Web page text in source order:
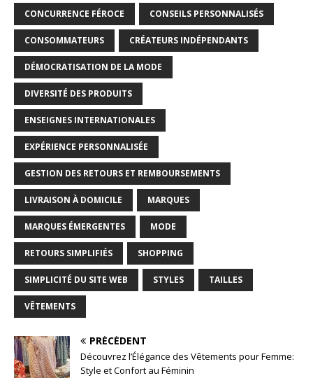
CONCURRENCE FÉROCE CONSEILS PERSONNALISÉS
CONSOMMATEURS CRÉATEURS INDÉPENDANTS
DÉMOCRATISATION DE LA MODE
DIVERSITÉ DES PRODUITS
ENSEIGNES INTERNATIONALES
EXPÉRIENCE PERSONNALISÉE
GESTION DES RETOURS ET REMBOURSEMENTS
LIVRAISON À DOMICILE MARQUES
MARQUES ÉMERGENTES MODE
RETOURS SIMPLIFIÉS SHOPPING
SIMPLICITÉ DU SITE WEB STYLES TAILLES
VÊTEMENTS
PRÉCÉDENT
Découvrez l’Élégance des Vêtements pour Femme:
Style et Confort au Féminin